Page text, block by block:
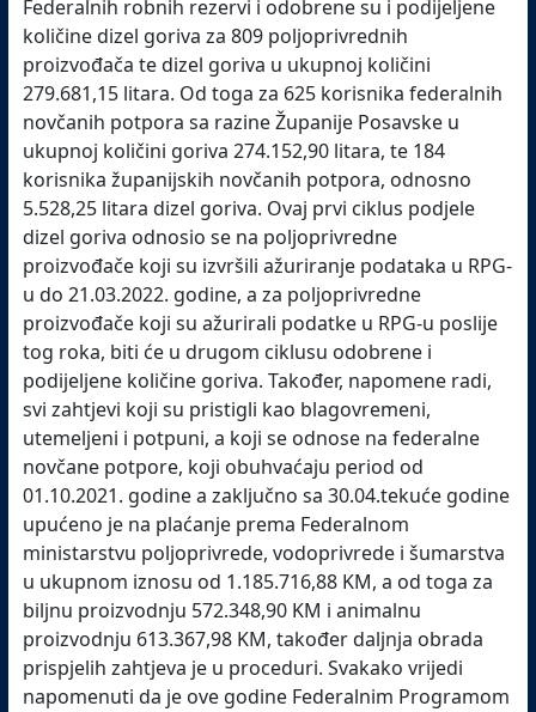
Federalnih robnih rezervi i odobrene su i podijeljene
količine dizel goriva za 809 poljoprivrednih
proizvođača te dizel goriva u ukupnoj količini
279.681,15 litara. Od toga za 625 korisnika federalnih
novčanih potpora sa razine Županije Posavske u
ukupnoj količini goriva 274.152,90 litara, te 184
korisnika županijskih novčanih potpora, odnosno
5.528,25 litara dizel goriva. Ovaj prvi ciklus podjele
dizel goriva odnosio se na poljoprivredne
proizvođače koji su izvršili ažuriranje podataka u RPG-
u do 21.03.2022. godine, a za poljoprivredne
proizvođače koji su ažurirali podatke u RPG-u poslije
tog roka, biti će u drugom ciklusu odobrene i
podijeljene količine goriva.Također, napomene radi,
svi zahtjevi koji su pristigli kao blagovremeni,
utemeljeni i potpuni, a koji se odnose na federalne
novčane potpore, koji obuhvaćaju period od
01.10.2021. godine a zaključno sa 30.04.tekuće godine
upućeno je na plaćanje prema Federalnom
ministarstvu poljoprivrede, vodoprivrede i šumarstva
u ukupnom iznosu od 1.185.716,88 KM, a od toga za
biljnu proizvodnju 572.348,90 KM i animalnu
proizvodnju 613.367,98 KM, također daljnja obrada
prispjelih zahtjeva je u proceduri.Svakako vrijedi
napomenuti da je ove godine Federalnim Programom